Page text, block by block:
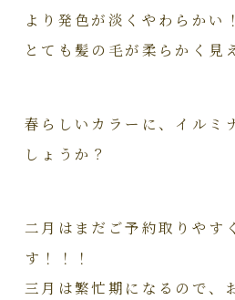
より発色が淡くやわらかい！
とても髪の毛が柔らかく見
春らしいカラーに、イルミ
しょうか？
二月はまだご予約取りやす
す！！！
三月は繁忙期になるので、